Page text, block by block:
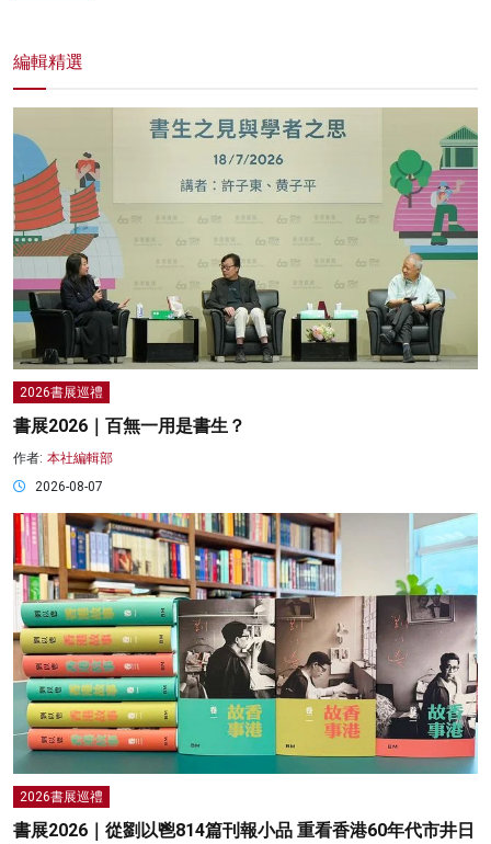
編輯精選
2026書展巡禮
書展2026｜百無一用是書生？
作者: 本社編輯部
2026-08-07
2026書展巡禮
書展2026｜從劉以鬯814篇刊報小品 重看香港60年代市井日